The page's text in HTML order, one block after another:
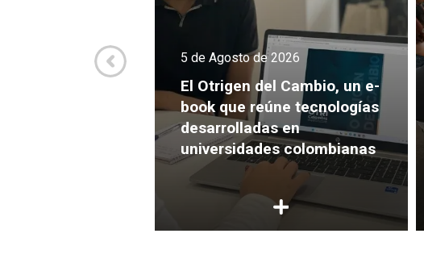
culmina el
5 de Agosto de 2026
El Otrigen del Cambio, un e-
book que reúne tecnologías
desarrolladas en
universidades colombianas